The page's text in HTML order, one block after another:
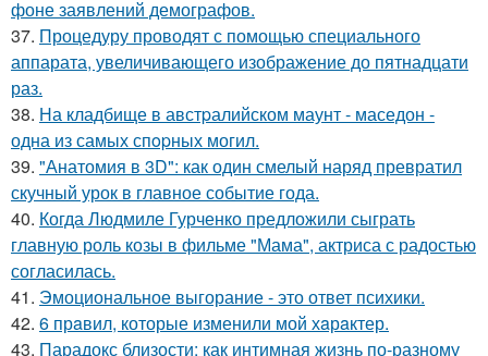
фоне заявлений демографов.
37. Процедуру проводят с помощью специального
аппарата, увеличивающего изображение до пятнадцати
раз.
38. На кладбище в австpалийском маунт - маседон -
одна из самых спopных могил.
39. "Анатомия в 3D": как один смелый наряд превратил
скучный урок в главное событие года.
40. Когда Людмиле Гурченко предложили сыграть
главную роль козы в фильме "Мама", актриса с радостью
согласилась.
41. Эмоциональное выгорание - это ответ психики.
42. 6 прaвил, которые изменили мой хaрaктер.
43. Парадокс близости: как интимная жизнь по-разному